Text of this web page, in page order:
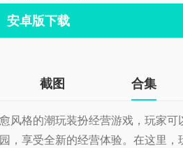
安卓版下载
截图 合集
风格的潮玩装扮经营游戏，玩家可
，享受全新的经营体验。在这里，